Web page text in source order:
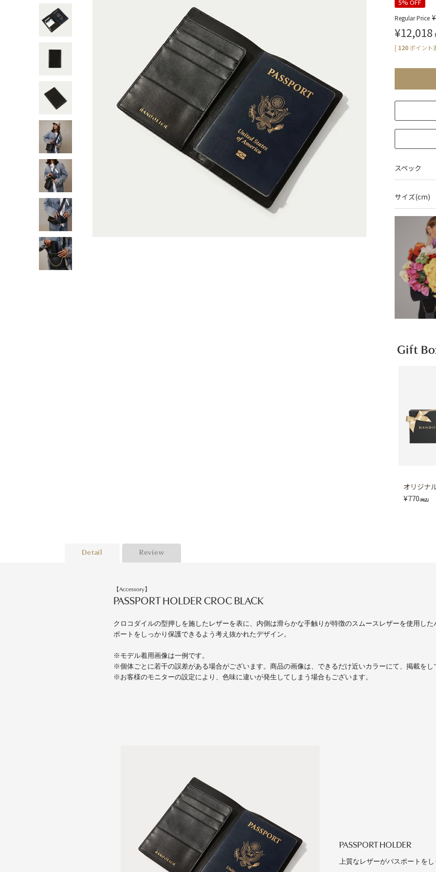
5% OFF
Regular Price ¥
¥12,018
[ 120ポイント
スペック
サイズ(cm)
Gift
オリジナ
¥770 (税込)
Detail Review
【Accessory】
PASSPORT HOLDER CROC BLACK
クロコダイルの型押しを施したレザーを表に、内側は滑らかな手触りが特徴のスムースレザーを使用し
ポートをしっかり保護できるよう考え抜かれたデザイン。
※モデル着用画像は一例です。
※個体ごとに若干の誤差がある場合がございます。商品の画像は、できるだけ近いカラーにて、掲載をし
※お客様のモニターの設定により、色味に違いが発生してしまう場合もございます。
PASSPORT HOLDER
上質なレザーがパスポートを